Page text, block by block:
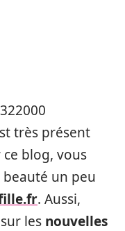
très présent
ce blog, vous
beauté un peu
. Aussi,
les nouvelles